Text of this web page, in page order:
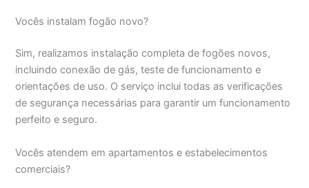
Vocês instalam fogão novo?
Sim, realizamos instalação completa de fogões novos,
incluindo conexão de gás, teste de funcionamento e
orientações de uso. O serviço inclui todas as verificações
de segurança necessárias para garantir um funcionamento
perfeito e seguro.
Vocês atendem em apartamentos e estabelecimentos
comerciais?